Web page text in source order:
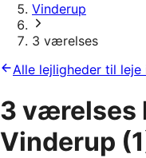
Vinderup
3 værelses
Alle lejligheder til leje
3 værelses
Vinderup